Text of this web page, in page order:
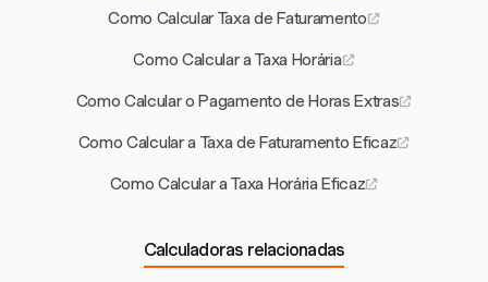
Como Calcular Taxa de Faturamento
Como Calcular a Taxa Horária
Como Calcular o Pagamento de Horas Extras
Como Calcular a Taxa de Faturamento Eficaz
Como Calcular a Taxa Horária Eficaz
Calculadoras relacionadas